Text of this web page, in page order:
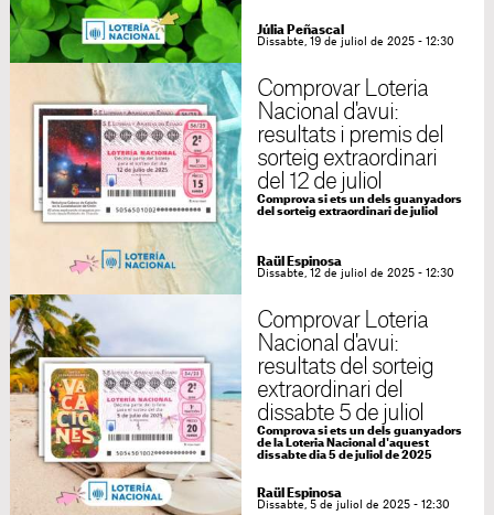
Júlia Peñascal
Dissabte, 19 de juliol de 2025 - 12:30
Comprovar Loteria
Nacional d'avui:
resultats i premis del
sorteig extraordinari
del 12 de juliol
Comprova si ets un dels guanyadors
del sorteig extraordinari de juliol
Raül Espinosa
Dissabte, 12 de juliol de 2025 - 12:30
Comprovar Loteria
Nacional d'avui:
resultats del sorteig
extraordinari del
dissabte 5 de juliol
Comprova si ets un dels guanyadors
de la Loteria Nacional d'aquest
dissabte dia 5 de juliol de 2025
Raül Espinosa
Dissabte, 5 de juliol de 2025 - 12:30